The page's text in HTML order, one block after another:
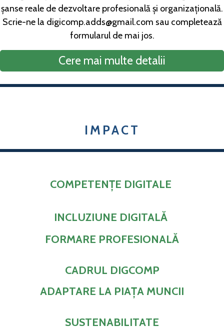
șanse reale de dezvoltare profesională și organizațională.
Scrie-ne la digicomp.adds@gmail.com sau completează
formularul de mai jos.
Cere mai multe detalii
IMPACT
COMPETENȚE DIGITALE
INCLUZIUNE DIGITALĂ
FORMARE PROFESIONALĂ
CADRUL DIGCOMP
ADAPTARE LA PIAȚA MUNCII
SUSTENABILITATE